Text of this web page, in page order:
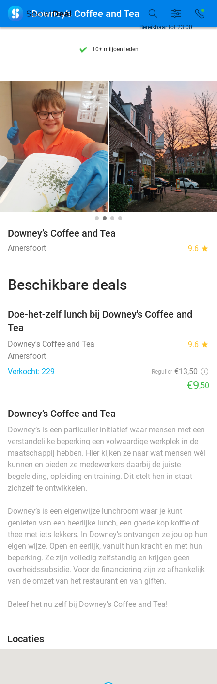
7 dagen per week beschikbaar
7 dagen per week beschikbaar
10+ miljoen leden
Bereikbaar tot 23:00
 Downey’s Coffee and Tea
Downey’s Coffee and Tea
Amersfoort 9.6 star
Beschikbare deals
Doe-het-zelf lunch bij Downey's Coffee and
Tea
Downey's Coffee and Tea 9.6 star
Amersfoort
Verkocht: 229
Regulier €13,50
€9,50
Downey’s Coffee and Tea
Downey’s is een particulier initiatief waar mensen met een
verstandelijke beperking een volwaardige werkplek in de
maatschappij hebben. Hier kijken ze naar wat mensen wél
kunnen en bieden ze medewerkers daarbij de juiste
begeleiding, opleiding en training. Dit stelt hen in staat
zichzelf te ontwikkelen.
Downey’s is een eigenwijze lunchroom waar je kunt
genieten van een heerlijke lunch, een goede kop koffie of
thee met iets lekkers. In Downey’s ontvangen ze jou op hun
eigen wijze. Open en eerlijk, vanuit hun kracht en met hun
beperking. Ze zijn volledig zelfstandig en krijgen geen
overheidssubsidie. Voor de financiering zijn ze afhankelijk
van de omzet van het restaurant en van giften.
Beleef het nu zelf bij Downey’s Coffee and Tea!
Locaties